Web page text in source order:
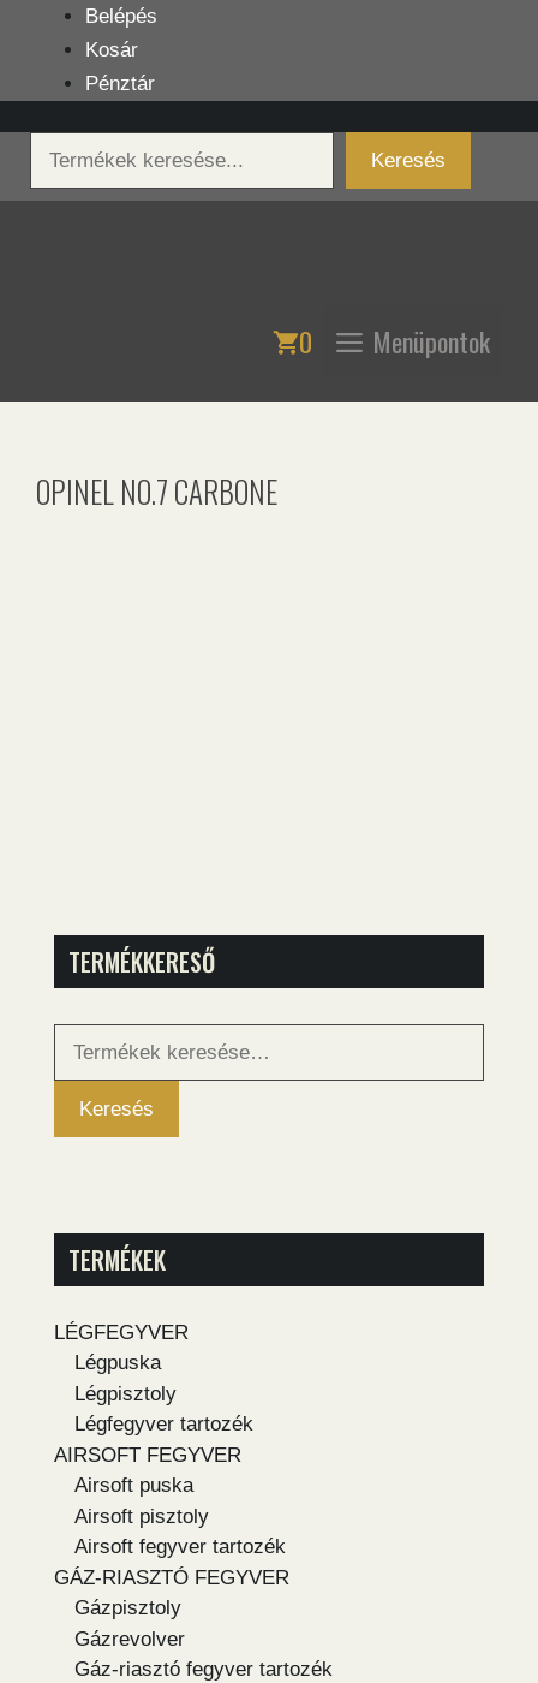
tartalomba
Belépés
Kosár
Pénztár
Keresés
Keresés
0 Menüpontok
OPINEL NO.7 CARBONE
TERMÉKKERESŐ
Keresés
Keresés
TERMÉKEK
LÉGFEGYVER
Légpuska
Légpisztoly
Légfegyver tartozék
AIRSOFT FEGYVER
Airsoft puska
Airsoft pisztoly
Airsoft fegyver tartozék
GÁZ-RIASZTÓ FEGYVER
Gázpisztoly
Gázrevolver
Gáz-riasztó fegyver tartozék